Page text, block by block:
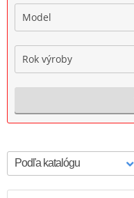
Model
Rok výroby